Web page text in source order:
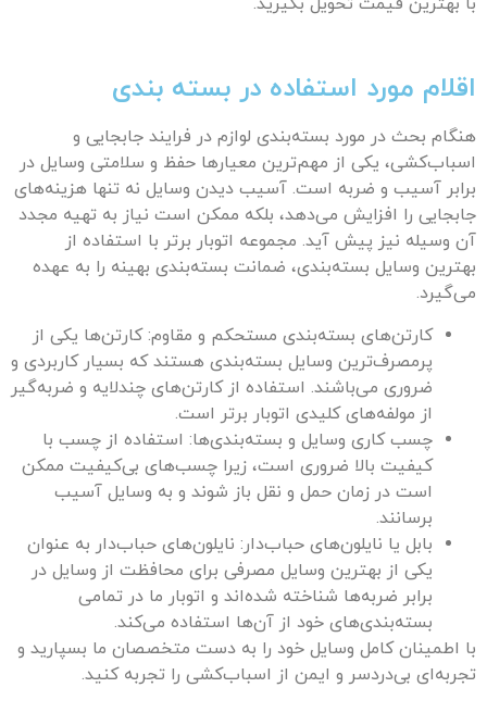
اقلام مورد استفاده در بسته بندی
هنگام بحث در مورد بسته‌بندی لوازم در فرایند جابجایی و
اسباب‌کشی، یکی از مهم‌ترین معیارها حفظ و سلامتی وسایل در
برابر آسیب و ضربه است. آسیب دیدن وسایل نه تنها هزینه‌های
جابجایی را افزایش می‌دهد، بلکه ممکن است نیاز به تهیه مجدد
آن وسیله نیز پیش آید. مجموعه اتوبار برتر با استفاده از
بهترین وسایل بسته‌بندی، ضمانت بسته‌بندی بهینه را به عهده
می‌گیرد.
کارتن‌های بسته‌بندی مستحکم و مقاوم: کارتن‌ها یکی از
پرمصرف‌ترین وسایل بسته‌بندی هستند که بسیار کاربردی و
ضروری می‌باشند. استفاده از کارتن‌های چندلایه و ضربه‌گیر
از مولفه‌های کلیدی اتوبار برتر است.
چسب کاری وسایل و بسته‌بندی‌ها: استفاده از چسب با
کیفیت بالا ضروری است، زیرا چسب‌های بی‌کیفیت ممکن
است در زمان حمل و نقل باز شوند و به وسایل آسیب
برسانند.
بابل یا نایلون‌های حباب‌دار: نایلون‌های حباب‌دار به عنوان
یکی از بهترین وسایل مصرفی برای محافظت از وسایل در
برابر ضربه‌ها شناخته شده‌اند و اتوبار ما در تمامی
بسته‌بندی‌های خود از آن‌ها استفاده می‌کند.
با اطمینان کامل وسایل خود را به دست متخصصان ما بسپارید و
تجربه‌ای بی‌دردسر و ایمن از اسباب‌کشی را تجربه کنید.